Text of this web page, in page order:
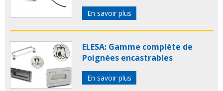
En savoir plus
ELESA: Gamme complète de
Poignées encastrables
En savoir plus